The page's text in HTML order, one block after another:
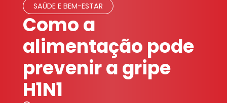
SAÚDE E BEM-ESTAR
Como a
alimentação pode
prevenir a gripe
H1N1